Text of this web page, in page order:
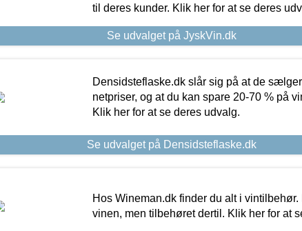
til deres kunder. Klik her for at se deres
Se udvalget på JyskVin.dk
Densidsteflaske.dk slår sig på at de
netpriser, og at du kan spare 20-70 % på
Klik her for at se deres udvalg.
Se udvalget på Densidsteflaske.dk
Hos Wineman.dk finder du alt i
vinen, men tilbehøret dertil. Klik her for at